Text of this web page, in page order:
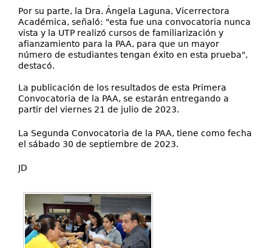
Por su parte, la Dra. Ángela Laguna, Vicerrectora
Académica, señaló: "esta fue una convocatoria nunca
vista y la UTP realizó cursos de familiarización y
afianzamiento para la PAA, para que un mayor
número de estudiantes tengan éxito en esta prueba",
destacó.
La publicación de los resultados de esta Primera
Convocatoria de la PAA, se estarán entregando a
partir del viernes 21 de julio de 2023.
La Segunda Convocatoria de la PAA, tiene como fecha
el sábado 30 de septiembre de 2023.
JD